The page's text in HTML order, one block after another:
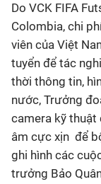
Do VCK FIFA
Colombia, chi
viên của Việt
tuyển để tác
thời thông tin,
nước, Trưởng
camera kỹ thuật
âm cực xịn để
ghi hình các
trưởng Bảo